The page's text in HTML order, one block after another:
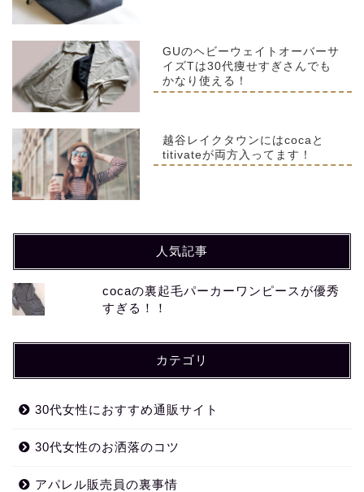
GUのヘビーウェイトオーバーサ
イズTは30代痩せすぎさんでも
かなり使える！
越谷レイクタウンにはcocaと
titivateが両方入ってます！
人気記事
cocaの裏起毛パーカーワンピースが優秀
すぎる！！
カテゴリ
30代女性におすすめ通販サイト
30代女性のお洒落のコツ
アパレル販売員の裏事情